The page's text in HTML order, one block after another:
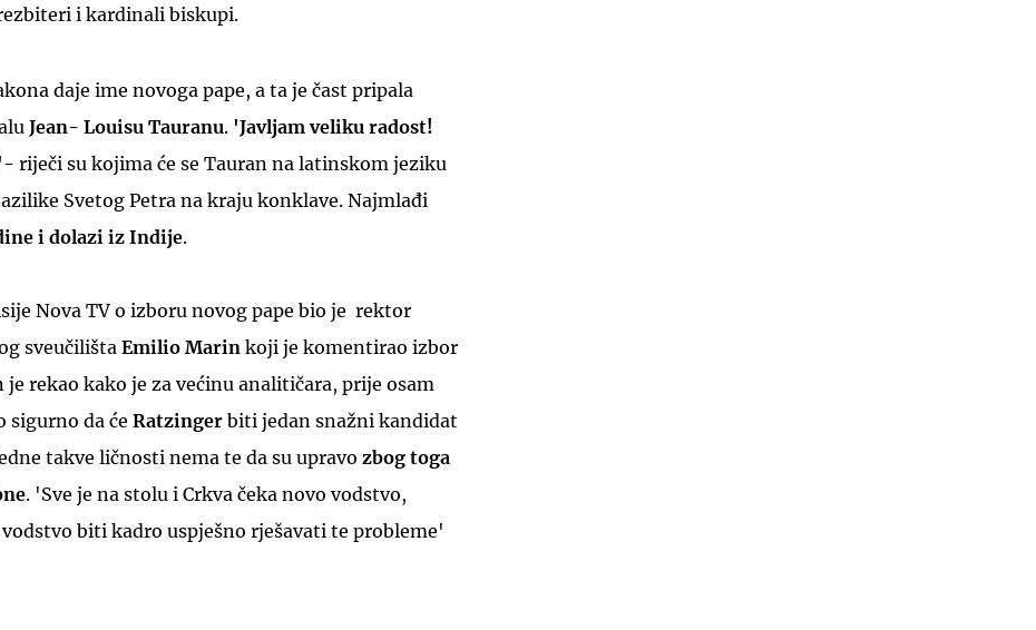
i kardinali biskupi.
daje ime novoga pape, a ta je čast pripala
Jean- Louisu Tauranu. 'Javljam veliku radost!
riječi su kojima će se Tauran na latinskom jeziku
Svetog Petra na kraju konklave. Najmlađi
i dolazi iz Indije.
Nova TV o izboru novog pape bio je rektor
sveučilišta Emilio Marin koji je komentirao izbor
je rekao kako je za većinu analitičara, prije osam
sigurno da će Ratzinger biti jedan snažni kandidat
takve ličnosti nema te da su upravo zbog toga
. 'Sve je na stolu i Crkva čeka novo vodstvo,
vodstvo biti kadro uspješno rješavati te probleme'